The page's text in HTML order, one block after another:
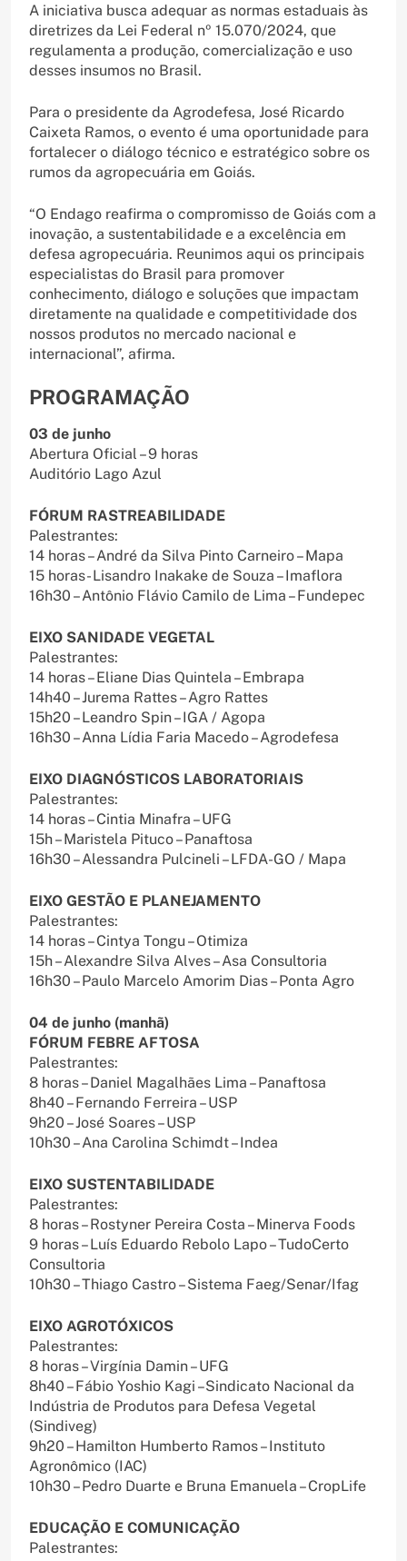
A iniciativa busca adequar as normas estaduais às
diretrizes da Lei Federal nº 15.070/2024, que
regulamenta a produção, comercialização e uso
desses insumos no Brasil.
Para o presidente da Agrodefesa, José Ricardo
Caixeta Ramos, o evento é uma oportunidade para
fortalecer o diálogo técnico e estratégico sobre os
rumos da agropecuária em Goiás.
“O Endago reafirma o compromisso de Goiás com a
inovação, a sustentabilidade e a excelência em
defesa agropecuária. Reunimos aqui os principais
especialistas do Brasil para promover
conhecimento, diálogo e soluções que impactam
diretamente na qualidade e competitividade dos
nossos produtos no mercado nacional e
internacional”, afirma.
PROGRAMAÇÃO
03 de junho
Abertura Oficial – 9 horas
Auditório Lago Azul
FÓRUM RASTREABILIDADE
Palestrantes:
14 horas – André da Silva Pinto Carneiro – Mapa
15 horas- Lisandro Inakake de Souza – Imaflora
16h30 – Antônio Flávio Camilo de Lima – Fundepec
EIXO SANIDADE VEGETAL
Palestrantes:
14 horas – Eliane Dias Quintela – Embrapa
14h40 – Jurema Rattes – Agro Rattes
15h20 – Leandro Spin – IGA / Agopa
16h30 – Anna Lídia Faria Macedo – Agrodefesa
EIXO DIAGNÓSTICOS LABORATORIAIS
Palestrantes:
14 horas – Cintia Minafra – UFG
15h – Maristela Pituco – Panaftosa
16h30 – Alessandra Pulcineli – LFDA-GO / Mapa
EIXO GESTÃO E PLANEJAMENTO
Palestrantes:
14 horas – Cintya Tongu – Otimiza
15h – Alexandre Silva Alves – Asa Consultoria
16h30 – Paulo Marcelo Amorim Dias – Ponta Agro
04 de junho (manhã)
FÓRUM FEBRE AFTOSA
Palestrantes:
8 horas – Daniel Magalhães Lima – Panaftosa
8h40 – Fernando Ferreira – USP
9h20 – José Soares – USP
10h30 – Ana Carolina Schimdt – Indea
EIXO SUSTENTABILIDADE
Palestrantes:
8 horas – Rostyner Pereira Costa – Minerva Foods
9 horas – Luís Eduardo Rebolo Lapo – TudoCerto
Consultoria
10h30 – Thiago Castro – Sistema Faeg/Senar/Ifag
EIXO AGROTÓXICOS
Palestrantes:
8 horas – Virgínia Damin – UFG
8h40 – Fábio Yoshio Kagi –Sindicato Nacional da
Indústria de Produtos para Defesa Vegetal
(Sindiveg)
9h20 – Hamilton Humberto Ramos – Instituto
Agronômico (IAC)
10h30 – Pedro Duarte e Bruna Emanuela – CropLife
EDUCAÇÃO E COMUNICAÇÃO
Palestrantes: